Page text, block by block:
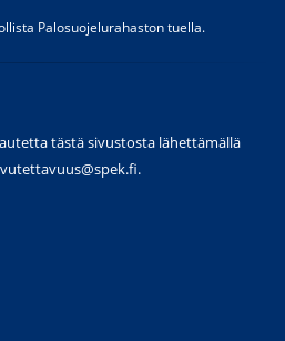
Palosuojelurahaston tuella.
tästä sivustosta lähettämällä
.